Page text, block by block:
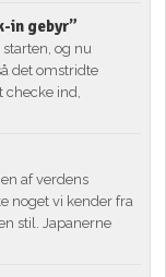
in gebyr”
starten, og nu
det omstridte
checke ind,
af verdens
noget vi kender fra
stil. Japanerne